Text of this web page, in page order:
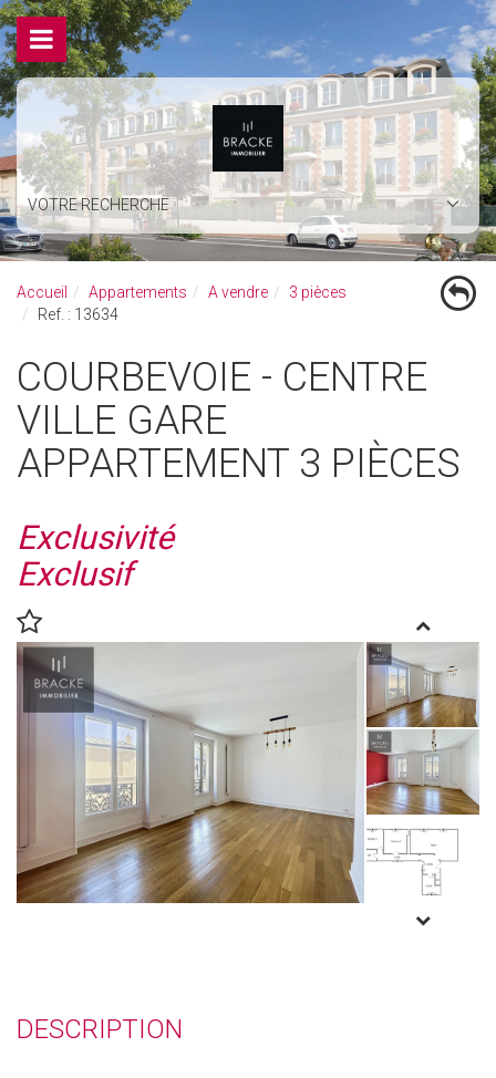
VOTRE RECHERCHE
Accueil Appartements A vendre
3 pièces
Ref. : 13634
COURBEVOIE - CENTRE
VILLE GARE
APPARTEMENT 3 PIÈCES
Exclusivité
Exclusif
DESCRIPTION